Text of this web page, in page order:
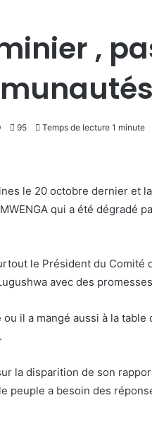
,
95 Temps de lecture 1 minute
le 20 octobre dernier et
qui a été dégradé
le Président du Comité
avec des
il a mangé aussi à la table
la disparition de son
peuple a besoin des